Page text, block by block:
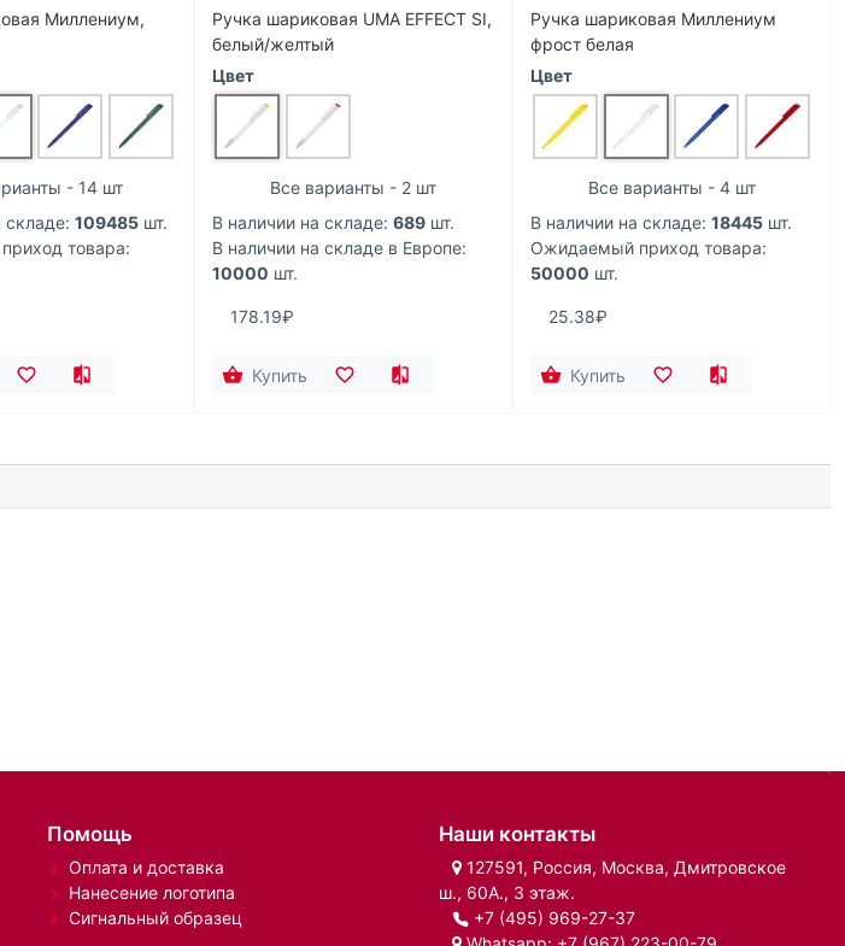
Миллениум,
- 14 шт
складе: 109485 шт.
товара:
Ручка шариковая UMA EFFECT SI,
белый/желтый
Цвет
Все варианты - 2 шт
В наличии на складе: 689 шт.
В наличии на складе в Европе:
10000 шт.
178.19₽
Купить
Ручка шариковая Миллениум
фрост белая
Цвет
Все варианты - 4 шт
В наличии на складе: 18445 шт.
Ожидаемый приход товара:
50000 шт.
25.38₽
Купить
Помощь
Оплата и доставка
Нанесение логотипа
Сигнальный образец
Наши контакты
127591, Россия, Москва, Дмитровское
ш., 60А., 3 этаж.
+7 (495) 969-27-37